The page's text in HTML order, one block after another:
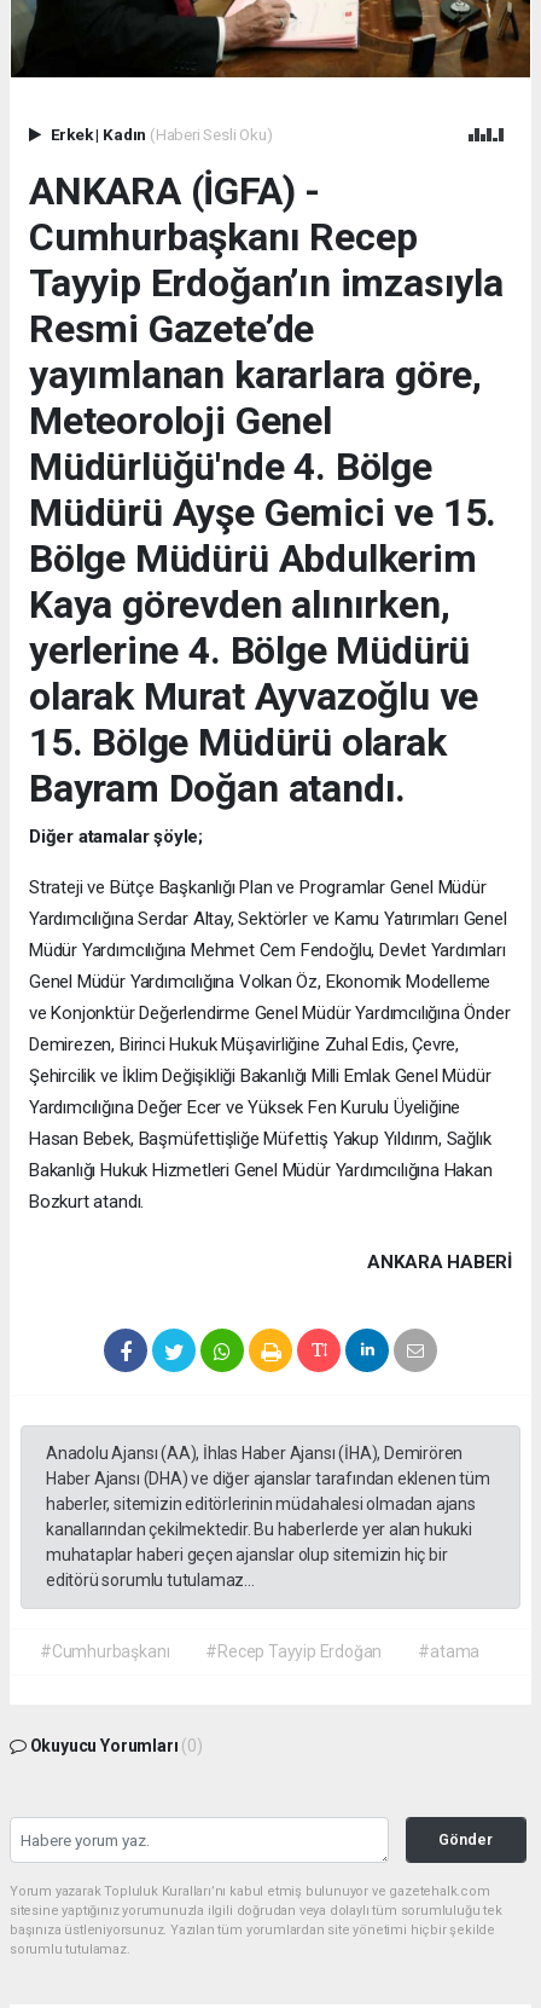
Erkek| Kadın (Haberi Sesli Oku)
ANKARA (İGFA) -
Cumhurbaşkanı Recep
Tayyip Erdoğan’ın imzasıyla
Resmi Gazete’de
yayımlanan kararlara göre,
Meteoroloji Genel
Müdürlüğü'nde 4. Bölge
Müdürü Ayşe Gemici ve 15.
Bölge Müdürü Abdulkerim
Kaya görevden alınırken,
yerlerine 4. Bölge Müdürü
olarak Murat Ayvazoğlu ve
15. Bölge Müdürü olarak
Bayram Doğan atandı.
Diğer atamalar şöyle;
Strateji ve Bütçe Başkanlığı Plan ve Programlar Genel Müdür
Yardımcılığına Serdar Altay, Sektörler ve Kamu Yatırımları Genel
Müdür Yardımcılığına Mehmet Cem Fendoğlu, Devlet Yardımları
Genel Müdür Yardımcılığına Volkan Öz, Ekonomik Modelleme
ve Konjonktür Değerlendirme Genel Müdür Yardımcılığına Önder
Demirezen, Birinci Hukuk Müşavirliğine Zuhal Edis, Çevre,
Şehircilik ve İklim Değişikliği Bakanlığı Milli Emlak Genel Müdür
Yardımcılığına Değer Ecer ve Yüksek Fen Kurulu Üyeliğine
Hasan Bebek, Başmüfettişliğe Müfettiş Yakup Yıldırım, Sağlık
Bakanlığı Hukuk Hizmetleri Genel Müdür Yardımcılığına Hakan
Bozkurt atandı.
ANKARA HABERİ
Anadolu Ajansı (AA), İhlas Haber Ajansı (İHA), Demirören
Haber Ajansı (DHA) ve diğer ajanslar tarafından eklenen tüm
haberler, sitemizin editörlerinin müdahalesi olmadan ajans
kanallarından çekilmektedir. Bu haberlerde yer alan hukuki
muhataplar haberi geçen ajanslar olup sitemizin hiç bir
editörü sorumlu tutulamaz...
#Cumhurbaşkanı #Recep Tayyip Erdoğan #atama
Okuyucu Yorumları (0)
Gönder
Yorum yazarak Topluluk Kuralları’nı kabul etmiş bulunuyor ve gazetehalk.com
sitesine yaptığınız yorumunuzla ilgili doğrudan veya dolaylı tüm sorumluluğu tek
başınıza üstleniyorsunuz. Yazılan tüm yorumlardan site yönetimi hiçbir şekilde
sorumlu tutulamaz.